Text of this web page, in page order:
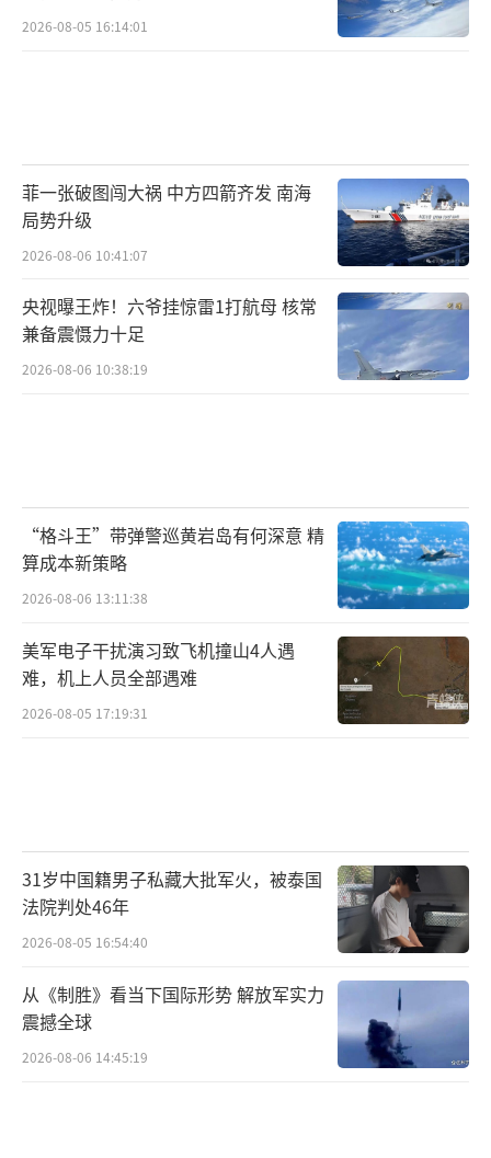
法得到缓解，类似危机未来仍可能反复出现，
甚至影响到美国治理体系本身的长期稳定。
政府的停摆，不只是大楼的灯灭了，更是
政治共识的灯灭了。此刻关上的，或许不是政
府大门，而是美国政治能够正常运转的底线。
（责任编辑：张佳鑫）
2026-08-05 16:14:01
菲一张破图闯大祸 中方四箭齐发 南海
局势升级
2026-08-06 10:41:07
央视曝王炸！六爷挂惊雷1打航母 核常
兼备震慑力十足
2026-08-06 10:38:19
“格斗王”带弹警巡黄岩岛有何深意 精
算成本新策略
2026-08-06 13:11:38
美军电子干扰演习致飞机撞山4人遇
难，机上人员全部遇难
2026-08-05 17:19:31
31岁中国籍男子私藏大批军火，被泰国
法院判处46年
2026-08-05 16:54:40
从《制胜》看当下国际形势 解放军实力
震撼全球
2026-08-06 14:45:19